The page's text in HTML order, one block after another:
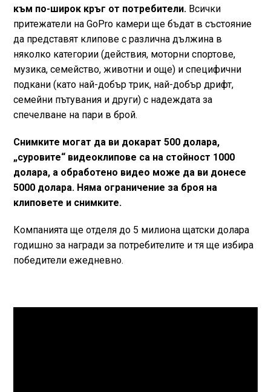
към по-широк кръг от потребители.Всички
притежатели на GoPro камери ще бъдат в състояние
да представят клипове с различна дължина в
няколко категории (действия, моторни спортове,
музика, семейство, животни и още) и специфични
подкани (като най-добър трик, най-добър дрифт,
семейни пътувания и други) с надеждата за
спечелване на пари в брой.
Снимките могат да ви докарат 500 долара,
„суровите“ видеоклипове са на стойност 1000
долара, а обработено видео може да ви донесе
5000 долара. Няма ограничение за броя на
клиповете и снимките.
Компанията ще отделя до 5 милиона щатски долара
годишно за награди за потребителите и тя ще избира
победители ежедневно.